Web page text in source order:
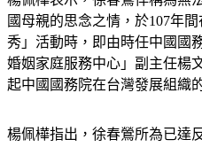
國母親的思念之情，於107年
秀」活動時，即由時任中國國
婚姻家庭服務中心」副主任楊
起中國國務院在台灣發展組織
楊佩樺指出，徐春鶯所為已達